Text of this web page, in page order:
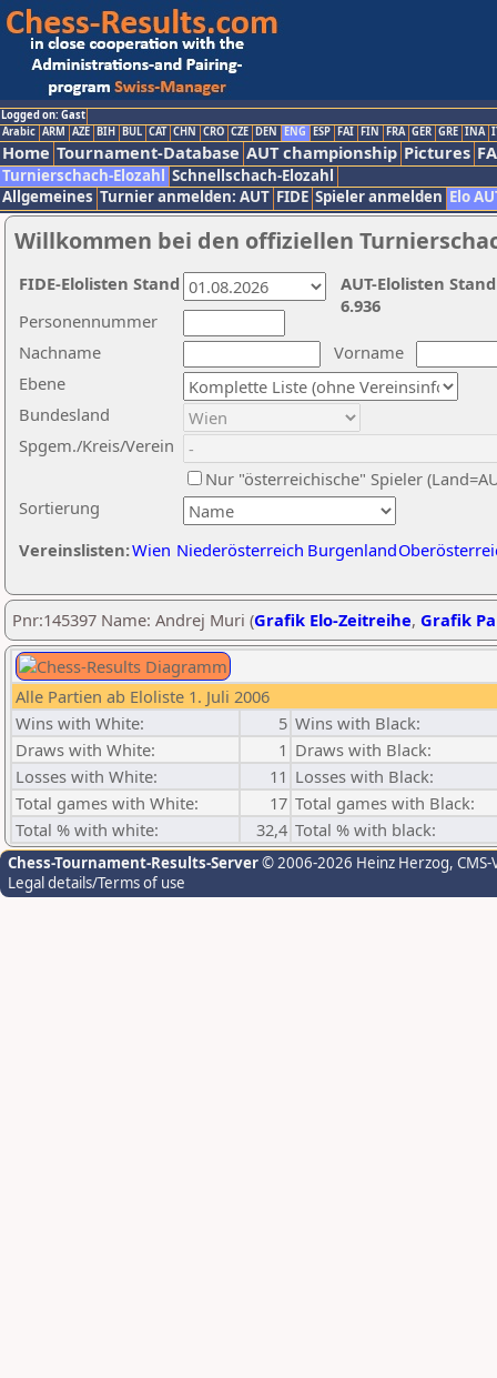
Logged on: Gast
Arabic ARM AZE BIH BUL CAT CHN CRO CZE DEN ENG ESP FAI FIN FRA GER GRE INA
Home Tournament-Database AUT championship Pictures
Turnierschach-Elozahl Schnellschach-Elozahl
Allgemeines Turnier anmelden: AUT FIDE Spieler anmelden Elo
Willkommen bei den offiziellen
Nachname
Vorname
Ebene
Sortierung
Personennummer
Bundesland
Spgem./Kreis/Verein
Nur "österreichische" Spieler
Vereinslisten:Wien Niederösterreich Burgenland
AUT-Elolisten
6.936
FIDE-Elolisten Stand
Pnr:145397 Name: Andrej Muri (Grafik Elo-Zeitreihe, Grafik
Alle Partien ab Eloliste 1. Juli 2006
Wins with White:
5 Wins with Black:
Draws with White:
1 Draws with Black:
Losses with White:
11 Losses with Black:
Total games with White:
17 Total games with Black:
Total % with white:
32,4 Total % with black:
Chess-Tournament-Results-Server© 2006-2026 Heinz Herzog,
Legal details/Terms of use